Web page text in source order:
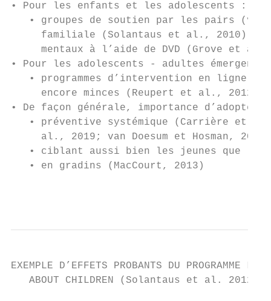
• Pour les enfants et les adolescents :
• groupes de soutien par les pairs
familiale (Solantaus et al., 2010) ;
mentaux à l’aide de DVD (Grove et
• Pour les adolescents - adultes
• programmes d’intervention en ligne
encore minces (Reupert et al., 2012;
• De façon générale, importance d’adopter
• préventive systémique (Carrière et
     al., 2019; van Doesum et Hosman, 2009)
• ciblant aussi bien les jeunes que
   • en gradins (MacCourt, 2013)
EXEMPLE D’EFFETS PROBANTS DU PROGRAMME
ABOUT CHILDREN (Solantaus et al. 2012;